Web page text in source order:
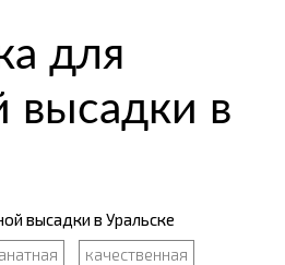
для
высадки в
качественная